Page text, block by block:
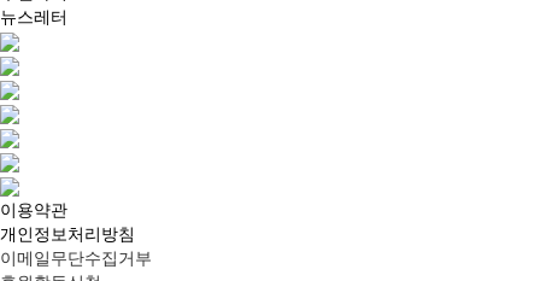
뉴스레터
이용약관
개인정보처리방침
이메일무단수집거부